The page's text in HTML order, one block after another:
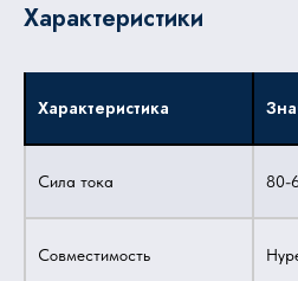
Характеристики
Характеристика
Сила тока 80-
Совместимость